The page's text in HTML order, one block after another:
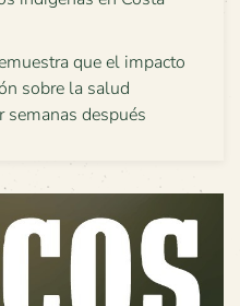
que el impacto
sobre la salud
semanas después